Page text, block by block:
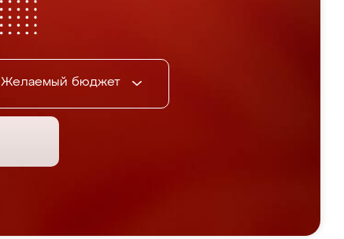
Желаемый бюджет